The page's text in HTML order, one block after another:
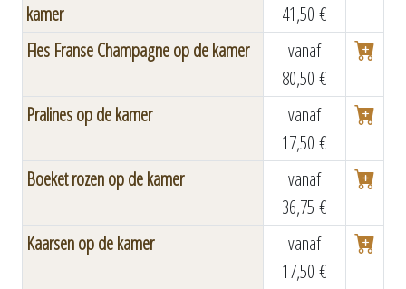
kamer
41,50 €
Fles Franse Champagne op de kamer
vanaf
80,50 €
Pralines op de kamer
vanaf
17,50 €
Boeket rozen op de kamer
vanaf
36,75 €
Kaarsen op de kamer
vanaf
17,50 €